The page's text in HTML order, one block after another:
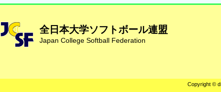
全日本大学ソフトボール連盟
Japan College Softball Federation
Copyright ©